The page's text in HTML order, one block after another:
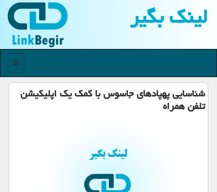
لینك بگیر
منو
شناسایی پهپادهای جاسوس با كمك یك اپلیكیشن
تلفن همراه